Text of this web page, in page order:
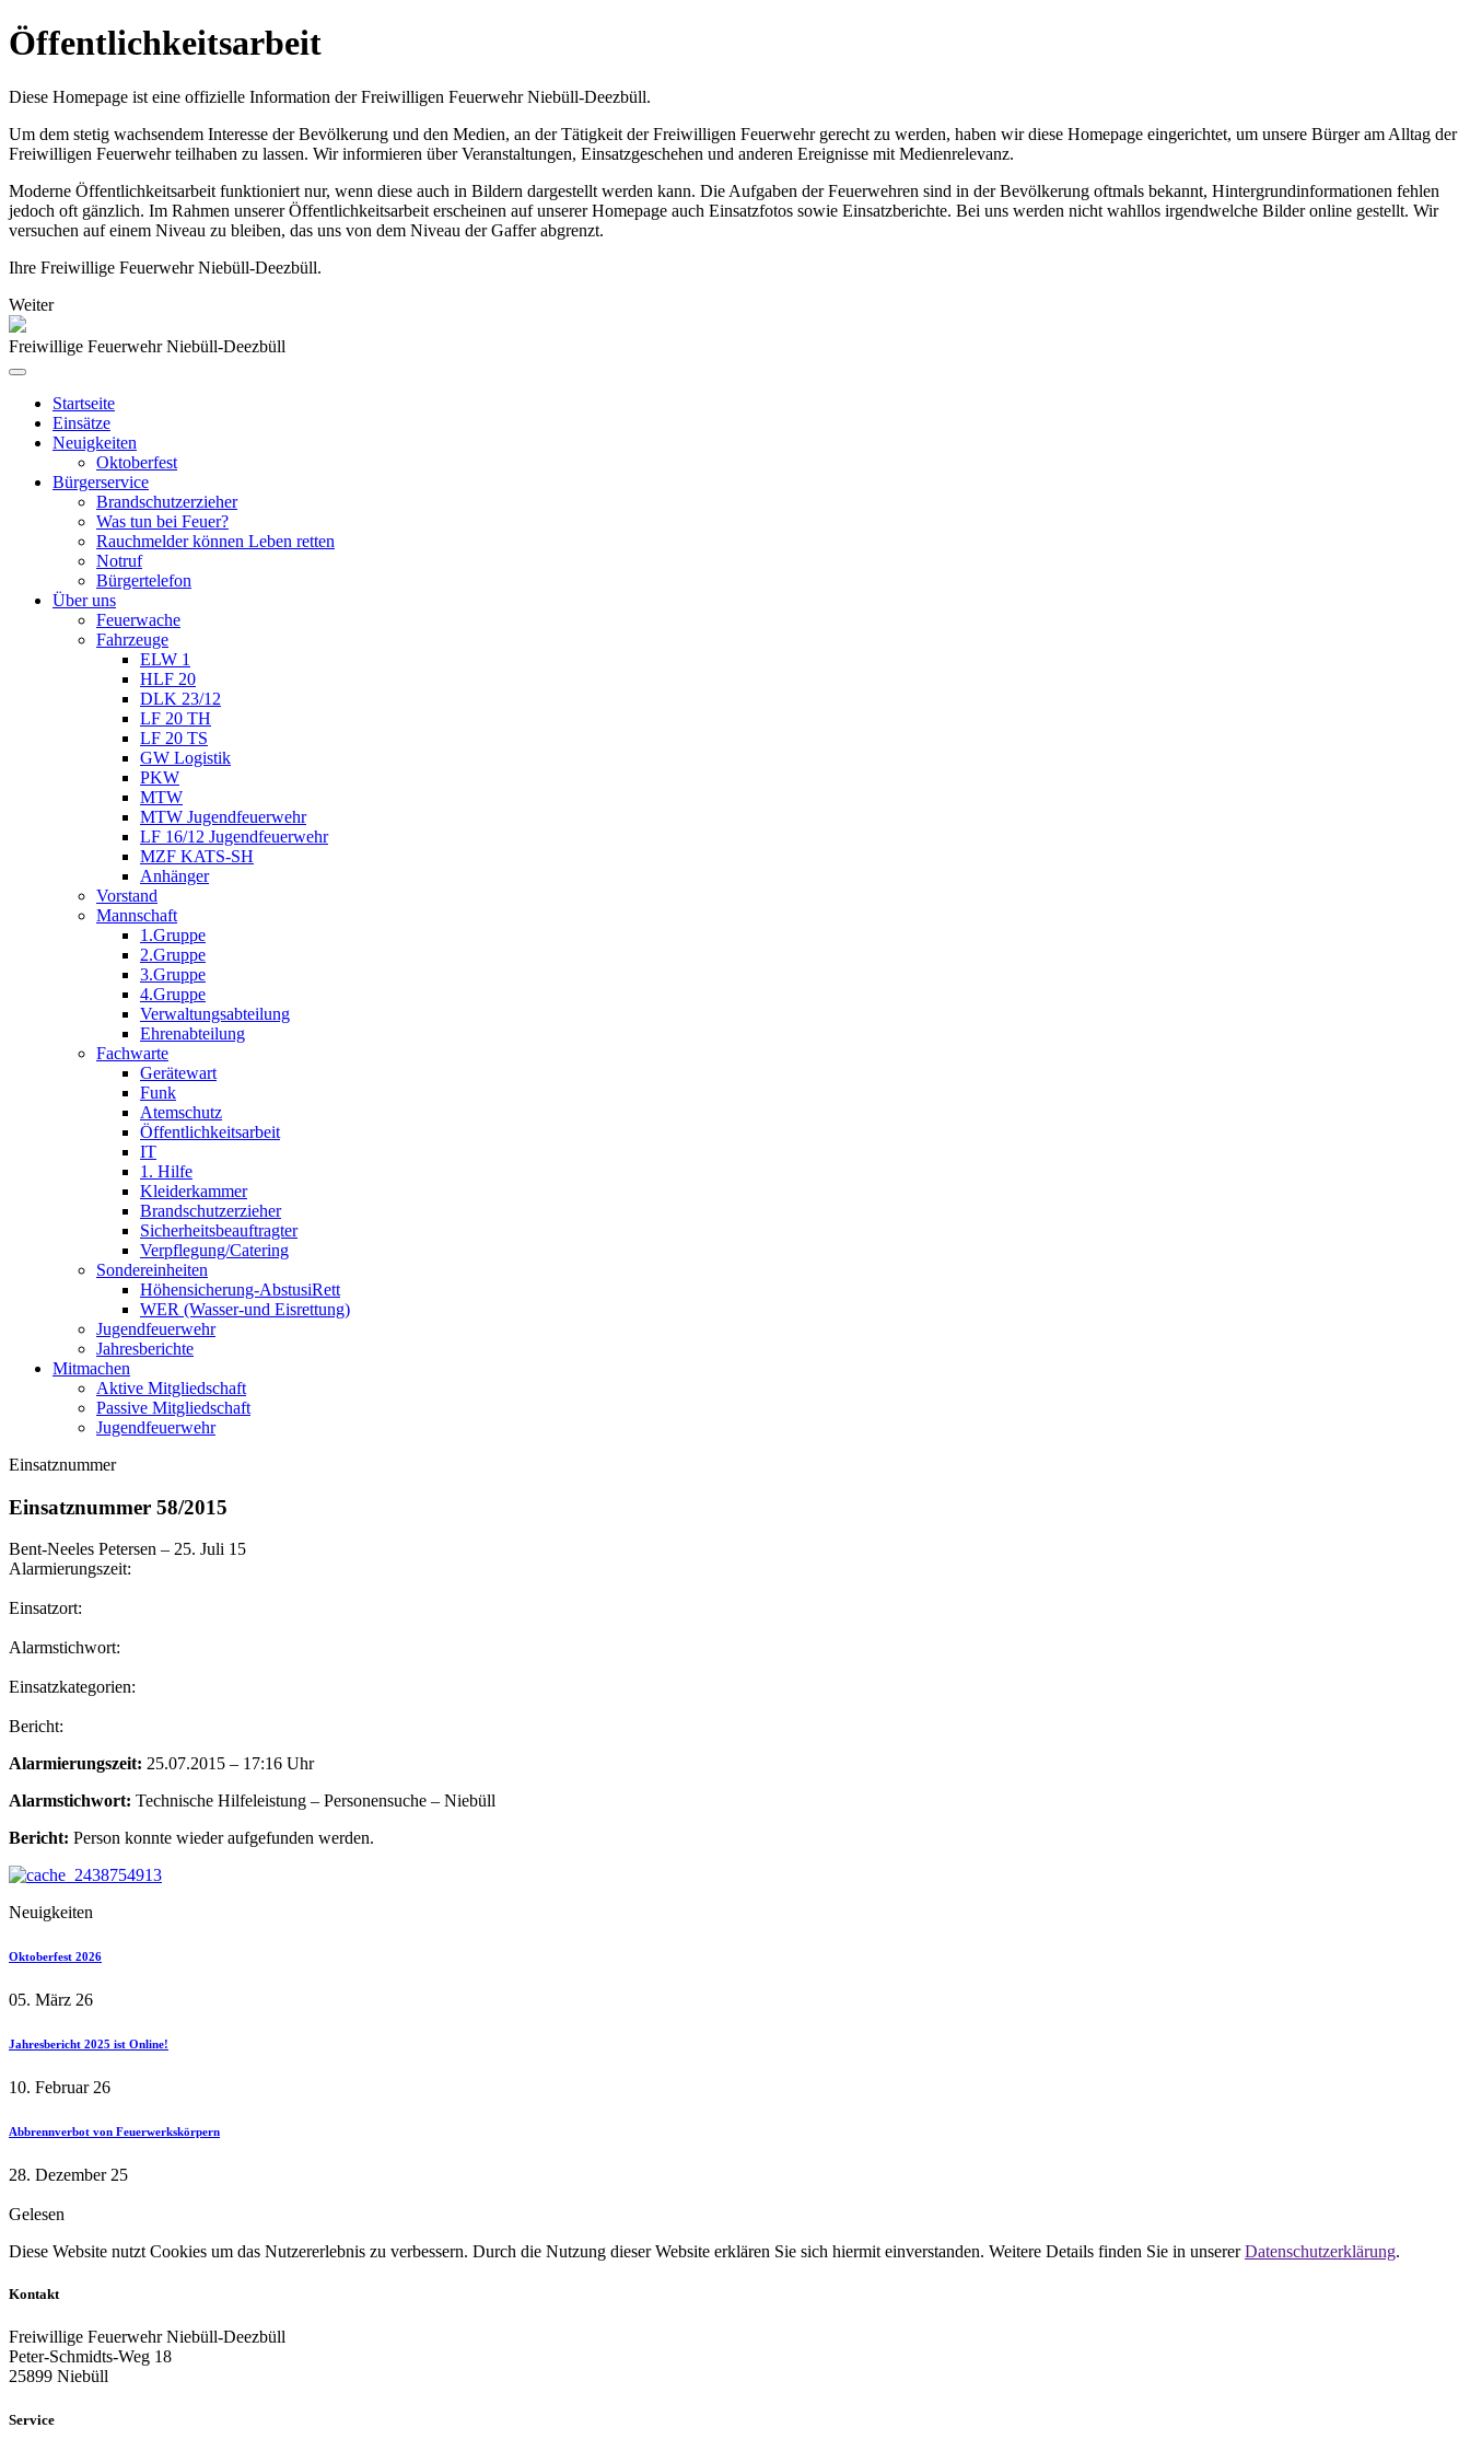
Öffentlichkeitsarbeit
Diese Homepage ist eine offizielle Information der Freiwilligen Feuerwehr Niebüll-Deezbüll.
Um dem stetig wachsendem Interesse der Bevölkerung und den Medien, an der Tätigkeit der Freiwilligen Feuerwehr gerecht zu werden, haben wir diese Homepage eingerichtet, um unsere Bürger am Alltag der
Freiwilligen Feuerwehr teilhaben zu lassen. Wir informieren über Veranstaltungen, Einsatzgeschehen und anderen Ereignisse mit Medienrelevanz.
Moderne Öffentlichkeitsarbeit funktioniert nur, wenn diese auch in Bildern dargestellt werden kann. Die Aufgaben der Feuerwehren sind in der Bevölkerung oftmals bekannt, Hintergrundinformationen fehlen
jedoch oft gänzlich. Im Rahmen unserer Öffentlichkeitsarbeit erscheinen auf unserer Homepage auch Einsatzfotos sowie Einsatzberichte. Bei uns werden nicht wahllos irgendwelche Bilder online gestellt. Wir
versuchen auf einem Niveau zu bleiben, das uns von dem Niveau der Gaffer abgrenzt.
Ihre Freiwillige Feuerwehr Niebüll-Deezbüll.
Weiter
Freiwillige Feuerwehr Niebüll-Deezbüll
Startseite
Einsätze
Neuigkeiten
Oktoberfest
Bürgerservice
Brandschutzerzieher
Was tun bei Feuer?
Rauchmelder können Leben retten
Notruf
Bürgertelefon
Über uns
Feuerwache
Fahrzeuge
ELW 1
HLF 20
DLK 23/12
LF 20 TH
LF 20 TS
GW Logistik
PKW
MTW
MTW Jugendfeuerwehr
LF 16/12 Jugendfeuerwehr
MZF KATS-SH
Anhänger
Vorstand
Mannschaft
1.Gruppe
2.Gruppe
3.Gruppe
4.Gruppe
Verwaltungsabteilung
Ehrenabteilung
Fachwarte
Gerätewart
Funk
Atemschutz
Öffentlichkeitsarbeit
IT
1. Hilfe
Kleiderkammer
Brandschutzerzieher
Sicherheitsbeauftragter
Verpflegung/Catering
Sondereinheiten
Höhensicherung-AbstusiRett
WER (Wasser-und Eisrettung)
Jugendfeuerwehr
Jahresberichte
Mitmachen
Aktive Mitgliedschaft
Passive Mitgliedschaft
Jugendfeuerwehr
Einsatznummer
Einsatznummer 58/2015
Bent-Neeles Petersen – 25. Juli 15
Alarmierungszeit:
Einsatzort:
Alarmstichwort:
Einsatzkategorien:
Bericht:
Alarmierungszeit: 25.07.2015 – 17:16 Uhr
Alarmstichwort: Technische Hilfeleistung – Personensuche – Niebüll
Bericht: Person konnte wieder aufgefunden werden.
Neuigkeiten
Oktoberfest 2026
05. März 26
Jahresbericht 2025 ist Online!
10. Februar 26
Abbrennverbot von Feuerwerkskörpern
28. Dezember 25
Gelesen
Diese Website nutzt Cookies um das Nutzererlebnis zu verbessern. Durch die Nutzung dieser Website erklären Sie sich hiermit einverstanden. Weitere Details finden Sie in unsererDatenschutzerklärung.
Kontakt
Freiwillige Feuerwehr Niebüll-Deezbüll
Peter-Schmidts-Weg 18
25899 Niebüll
Service